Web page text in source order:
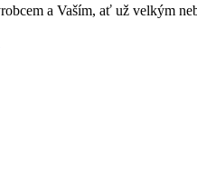
a Vaším, ať už velkým